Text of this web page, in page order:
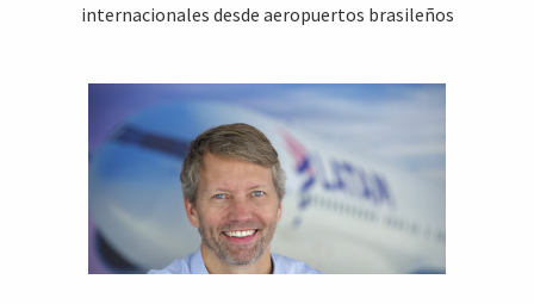
internacionales desde aeropuertos brasileños